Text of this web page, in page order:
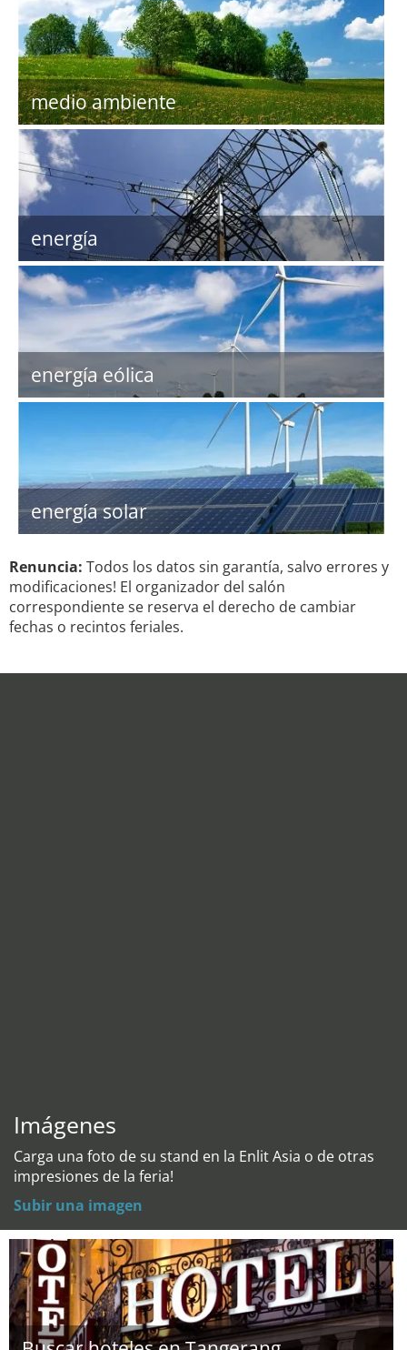
medio ambiente
energía
energía eólica
energía solar
Renuncia: Todos los datos sin garantía, salvo errores y
modificaciones! El organizador del salón
correspondiente se reserva el derecho de cambiar
fechas o recintos feriales.
Imágenes
Carga una foto de su stand en la Enlit Asia o de otras
impresiones de la feria!
Subir una imagen